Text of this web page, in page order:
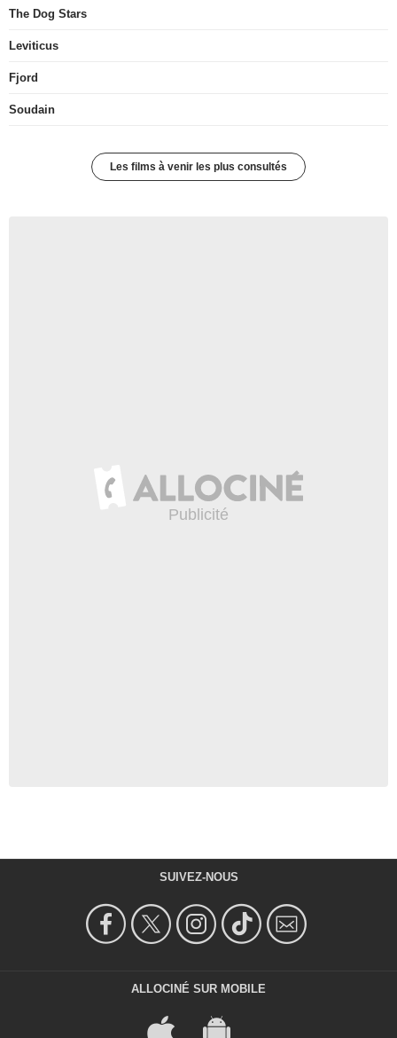
The Dog Stars
Leviticus
Fjord
Soudain
Les films à venir les plus consultés
SUIVEZ-NOUS
ALLOCINÉ SUR MOBILE